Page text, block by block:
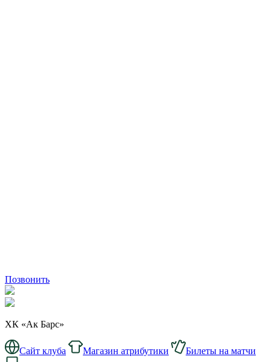
Позвонить
ХК «Ак Барс»
Сайт клуба Магазин атрибутики
Билеты на матчи